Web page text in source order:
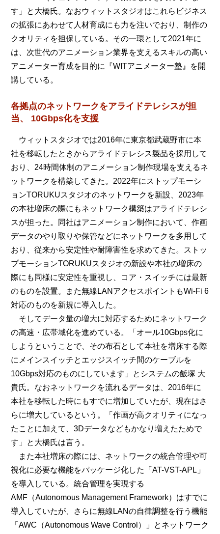
す」と大橋氏。なおウィットスタジオはこれらビジネス
の拡張にあわせて人材育成にも力を注いでおり、制作の
クオリティを担保している。その一環として2021年に
は、次世代のアニメーション業界を支えるスキルの高い
アニメーター育成を目的に『WITアニメーター塾』を開
講している。
各拠点のネットワークをアライドテレシスが担
当、 10Gbps化を支援
ウィットスタジオでは2016年に東京都武蔵野市に本
社を移転したときからアライドテレシス製品を採用して
おり、24時間体制のアニメーション制作現場を支えるネ
ットワークを構築してきた。2022年にストップモーシ
ョンTORUKUスタジオのネットワークを新設、2023年
の本社増床の際にもネットワーク構築はアライドテレシ
スが担った。同社はアニメーション制作において、作画
データのやり取りや保管などにネットワークを多用して
おり、従来から安定性や耐障害性を求めてきた。ストッ
プモーションTORUKUスタジオの新設や本社の増床の
際にも同様に安定性を重視し、コア・スイッチには最新
のものを設置。また無線LANアクセスポイントもWi-Fi 6
対応のものを新規に導入した。
そしてデータ量の増大に対応するためにネットワーク
の高速・広帯域化を進めている。「オール10Gbps化に
しようということで、その布石として本社を増床する際
にメインスイッチとエッジスイッチ間のケーブルを
10Gbps対応のものにしています」とシステムの飯塚 大
貴氏。なおネットワークを流れるデータは、2016年に
本社を移転した時にもすでに増加していたが、現在はさ
らに増大しているという。「作画が高クオリティになっ
たことに加えて、3Dデータなどもかなり増えたためで
す」と大橋氏は言う。
また本社増床の際には、ネットワークの統合管理や可
視化に必要な機能をパッケージ化した「AT-VST-APL」
を導入している。統合管理を実現する
AMF（Autonomous Management Framework）はすでに
導入していたが、さらに無線LANの自律調整を行う機能
「AWC（Autonomous Wave Control）」とネットワーク